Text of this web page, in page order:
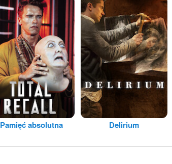
Pamięć absolutna Delirium